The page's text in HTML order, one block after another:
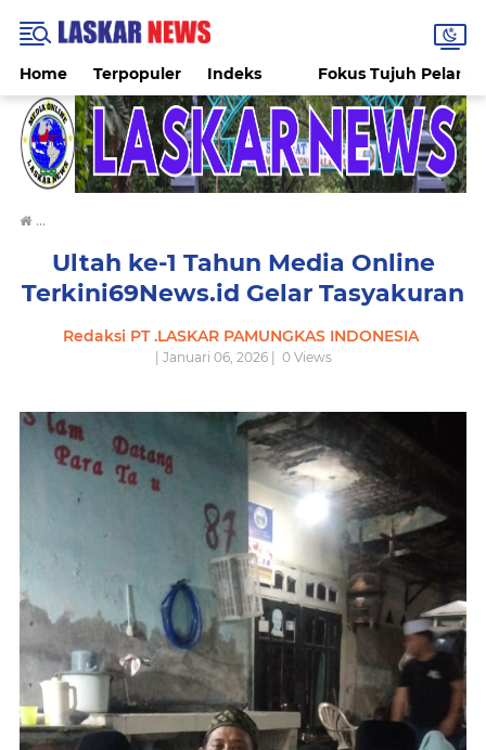
Home Terpopuler Indeks Fokus Tujuh
›
Ultah ke-1 Tahun Media Online
Terkini69News.id Gelar Tasyakuran
Redaksi PT .LASKAR PAMUNGKAS INDONESIA
| Januari 06, 2026 | 0Views